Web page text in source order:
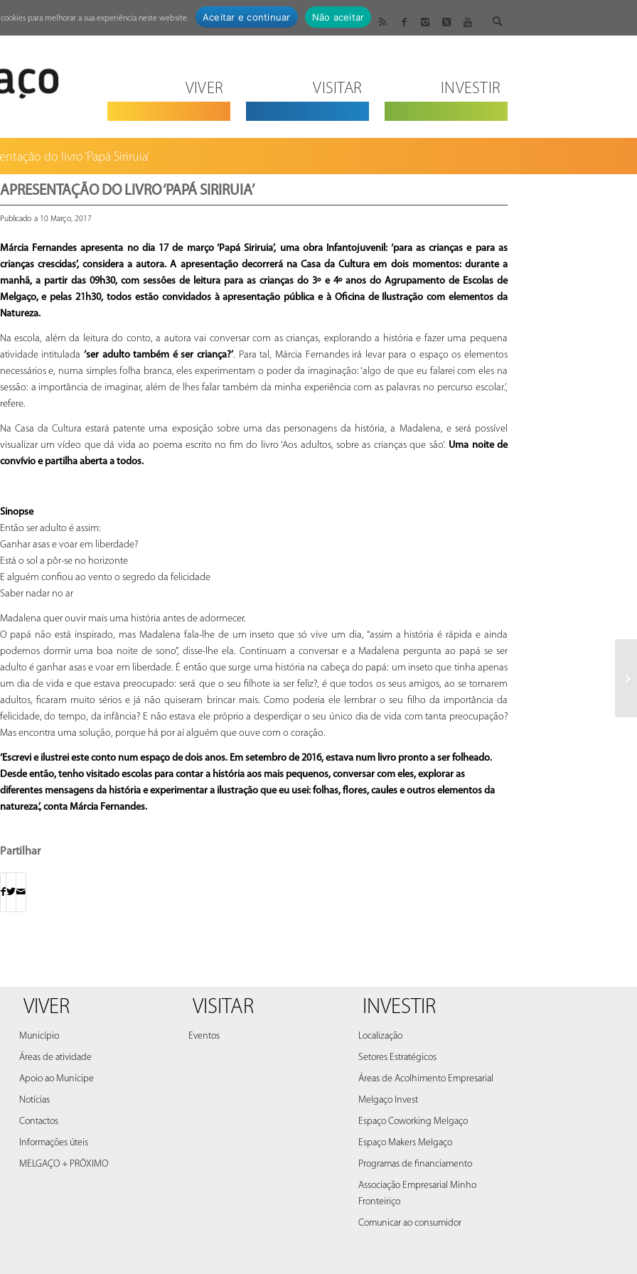
VIVER VISITAR INVESTIR
do livro ‘Papá Siriruia’
APRESENTAÇÃO DO LIVRO ‘PAPÁ SIRIRUIA’
Publicado a 10 Março, 2017
Márcia Fernandes apresenta no dia 17 de março ‘Papá Siriruia’, uma obra Infantojuvenil: ‘para as crianças e para as
crianças crescidas’, considera a autora. A apresentação decorrerá na Casa da Cultura em dois momentos: durante a
manhã, a partir das 09h30, com sessões de leitura para as crianças do 3º e 4º anos do Agrupamento de Escolas de
Melgaço, e pelas 21h30, todos estão convidados à apresentação pública e à Oficina de Ilustração com elementos da
Natureza.
Na escola, além da leitura do conto, a autora vai conversar com as crianças, explorando a história e fazer uma pequena
atividade intitulada ‘ser adulto também é ser criança?’. Para tal, Márcia Fernandes irá levar para o espaço os elementos
necessários e, numa simples folha branca, eles experimentam o poder da imaginação: ‘algo de que eu falarei com eles na
sessão: a importância de imaginar, além de lhes falar também da minha experiência com as palavras no percurso escolar.’,
refere.
Na Casa da Cultura estará patente uma exposição sobre uma das personagens da história, a Madalena, e será possível
visualizar um vídeo que dá vida ao poema escrito no fim do livro ‘Aos adultos, sobre as crianças que são’. Uma noite de
convívio e partilha aberta a todos.
Sinopse
Então ser adulto é assim:
Ganhar asas e voar em liberdade?
Está o sol a pôr-se no horizonte
E alguém confiou ao vento o segredo da felicidade
Saber nadar no ar
Madalena quer ouvir mais uma história antes de adormecer.
O papá não está inspirado, mas Madalena fala-lhe de um inseto que só vive um dia, “assim a história é rápida e ainda
podemos dormir uma boa noite de sono”, disse-lhe ela. Continuam a conversar e a Madalena pergunta ao papá se ser
adulto é ganhar asas e voar em liberdade. É então que surge uma história na cabeça do papá: um inseto que tinha apenas
um dia de vida e que estava preocupado: será que o seu filhote ia ser feliz?, é que todos os seus amigos, ao se tornarem
adultos, ficaram muito sérios e já não quiseram brincar mais. Como poderia ele lembrar o seu filho da importância da
felicidade, do tempo, da infância? E não estava ele próprio a desperdiçar o seu único dia de vida com tanta preocupação?
Mas encontra uma solução, porque há por aí alguém que ouve com o coração.
‘Escrevi e ilustrei este conto num espaço de dois anos. Em setembro de 2016, estava num livro pronto a ser folheado.
Desde então, tenho visitado escolas para contar a história aos mais pequenos, conversar com eles, explorar as
diferentes mensagens da história e experimentar a ilustração que eu usei: folhas, flores, caules e outros elementos da
natureza.’, conta Márcia Fernandes.
Partilhar
VIVER
Município
Áreas de atividade
Apoio ao Munícipe
Notícias
Contactos
Informações úteis
MELGAÇO + PRÓXIMO
VISITAR
Eventos
INVESTIR
Localização
Setores Estratégicos
Áreas de Acolhimento Empresarial
Melgaço Invest
Espaço Coworking Melgaço
Espaço Makers Melgaço
Programas de financiamento
Associação Empresarial Minho
Fronteiriço
Comunicar ao consumidor
para melhorar a sua experiência neste website. Aceitar e continuar Não aceitar